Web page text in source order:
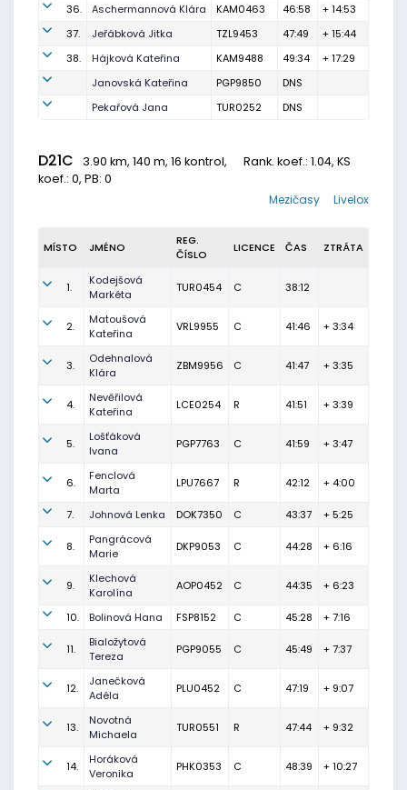
36.
Aschermannová Klára KAM0463 46:58
+ 14:53
37.
Jeřábková Jitka TZL9453 47:49
+ 15:44
38.
Hájková Kateřina KAM9488 49:34
+ 17:29
Janovská Kateřina
PGP9850
DNS
Pekařová Jana
TUR0252 DNS
D21C 3.90 km, 140 m, 16 kontrol, Rank. koef.: 1.04, KS
koef.: 0, PB: 0
Livelox
Mezičasy
MÍSTO JMÉNO
REG.
ČÍSLO
LICENCE ČAS ZTRÁTA
1.
Kodejšová
Markéta
TUR0454 C 38:12
2.
Matoušová
Kateřina
VRL9955 C 41:46 + 3:34
3.
Odehnalová
Klára
ZBM9956 C 41:47 + 3:35
4.
Nevěřilová
Kateřina
LCE0254 R 41:51 + 3:39
5.
Lošťáková
Ivana
PGP7763 C 41:59 + 3:47
6.
Fenclová
Marta
LPU7667 R 42:12 + 4:00
7. Johnová Lenka DOK7350 C 43:37 + 5:25
8.
Pangrácová
Marie
DKP9053 C 44:28 + 6:16
9.
Klechová
Karolína
AOP0452 C 44:35 + 6:23
10. Bolinová Hana FSP8152 C 45:28 + 7:16
11.
Bialožytová
Tereza
PGP9055 C 45:49 + 7:37
12.
Janečková
Adéla
PLU0452 C 47:19 + 9:07
13.
Novotná
Michaela
TUR0551 R 47:44 + 9:32
14.
Horáková
Veronika
PHK0353 C 48:39 + 10:27